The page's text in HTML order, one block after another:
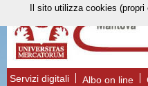
Servizi digitali Albo on line
Il sito utilizza cookies